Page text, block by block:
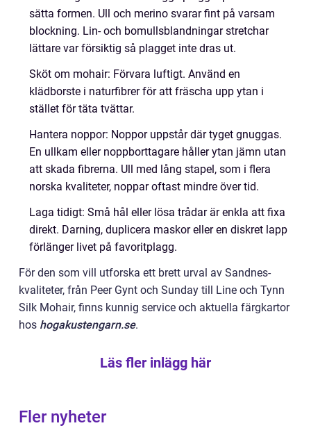
sätta formen. Ull och merino svarar fint på varsam
blockning. Lin- och bomullsblandningar stretchar
lättare var försiktig så plagget inte dras ut.
Sköt om mohair: Förvara luftigt. Använd en
klädborste i naturfibrer för att fräscha upp ytan i
stället för täta tvättar.
Hantera noppor: Noppor uppstår där tyget gnuggas.
En ullkam eller noppborttagare håller ytan jämn utan
att skada fibrerna. Ull med lång stapel, som i flera
norska kvaliteter, noppar oftast mindre över tid.
Laga tidigt: Små hål eller lösa trådar är enkla att fixa
direkt. Darning, duplicera maskor eller en diskret lapp
förlänger livet på favoritplagg.
För den som vill utforska ett brett urval av Sandnes-
kvaliteter, från Peer Gynt och Sunday till Line och Tynn
Silk Mohair, finns kunnig service och aktuella färgkartor
hos hogakustengarn.se.
Läs fler inlägg här
Fler nyheter